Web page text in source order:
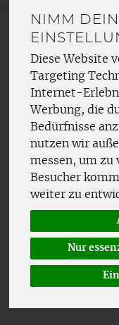
NIMM
Diese Website
Targeting
Internet-
Werbung, die
Bedürfnisse
nutzen wir
messen, um zu
Besucher
weiter zu
Nur